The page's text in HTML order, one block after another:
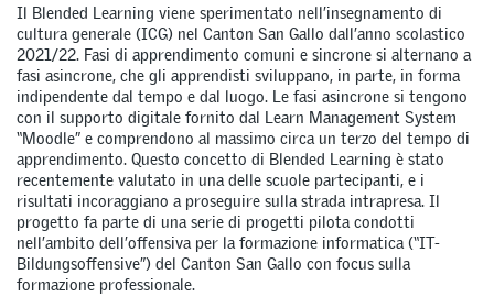
Il Blended Learning viene sperimentato nell’insegnamento di
cultura generale (ICG) nel Canton San Gallo dall’anno scolastico
2021/22. Fasi di apprendimento comuni e sincrone si alternano a
fasi asincrone, che gli apprendisti sviluppano, in parte, in forma
indipendente dal tempo e dal luogo. Le fasi asincrone si tengono
con il supporto digitale fornito dal Learn Management System
“Moodle” e comprendono al massimo circa un terzo del tempo di
apprendimento. Questo concetto di Blended Learning è stato
recentemente valutato in una delle scuole partecipanti, e i
risultati incoraggiano a proseguire sulla strada intrapresa. Il
progetto fa parte di una serie di progetti pilota condotti
nell’ambito dell’offensiva per la formazione informatica (“IT-
Bildungsoffensive”) del Canton San Gallo con focus sulla
formazione professionale.